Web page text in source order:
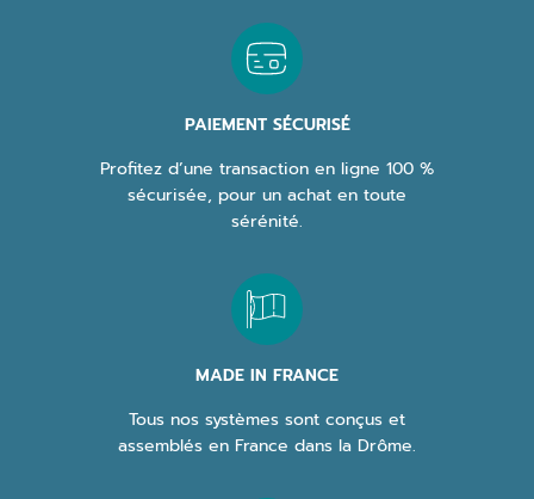
PAIEMENT SÉCURISÉ
Profitez d’une transaction en ligne 100 %
sécurisée, pour un achat en toute
sérénité.
MADE IN FRANCE
Tous nos systèmes sont conçus et
assemblés en France dans la Drôme.